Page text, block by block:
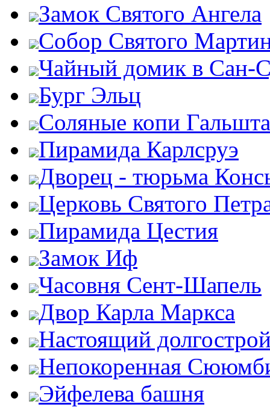
Замок Святого Ангела
Собор Святого
Чайный домик в Сан-
Бург Эльц
Соляные копи
Пирамида Карлсруэ
Дворец - тюрьма
Церковь Святого
Пирамида Цестия
Замок Иф
Часовня Сент-Шапель
Двор Карла Маркса
Настоящий
Непокоренная
Эйфелева башня